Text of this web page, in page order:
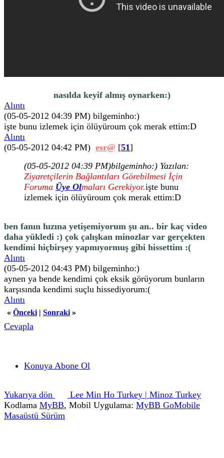
nasılda keyif almış oynarken:)
Alıntı
(05-05-2012 04:39 PM) bilgeminho:)
işte bunu izlemek için ölüyüroum çok merak ettim:D
Alıntı
(05-05-2012 04:42 PM) esr@ [51]
(05-05-2012 04:39 PM)bilgeminho:) Yazılan:
Ziyaretçilerin Bağlantıları Görebilmesi İçin
Foruma Üye Olmaları Gerekiyor.işte bunu
izlemek için ölüyüroum çok merak ettim:D
ben fanın hızına yetişemiyorum şu an.. bir kaç video
daha yükledi :) çok çalışkan minozlar var gerçekten
kendimi hiçbirşey yapmıyormuş gibi hissettim :(
Alıntı
(05-05-2012 04:43 PM) bilgeminho:)
aynen ya bende kendimi çok eksik görüyorum bunların
karşısında kendimi suçlu hissediyorum:(
Alıntı
« Önceki | Sonraki »
Cevapla
Konuya Abone Ol
Yukarıya dön
Lee Min Ho Turkey | Minoz Turkey
Kodlama MyBB, Mobil Uygulama: MyBB GoMobile
Masaüstü Sürüm